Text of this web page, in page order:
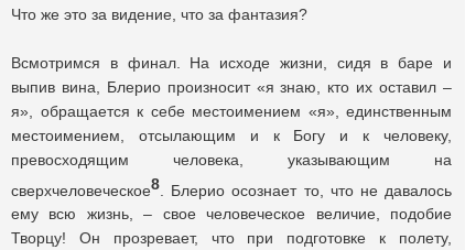
Что же это за видение, что за фантазия?
Всмотримся в финал. На исходе жизни, сидя в баре и
выпив вина, Блерио произносит «я знаю, кто их оставил –
я», обращается к себе местоимением «я», единственным
местоимением, отсылающим и к Богу и к человеку,
превосходящим человека, указывающим на
сверхчеловеческое8 . Блерио осознает то, что не давалось
ему всю жизнь, – свое человеческое величие, подобие
Творцу! Он прозревает, что при подготовке к полету,